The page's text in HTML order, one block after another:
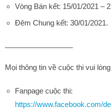
Vòng Bán kết: 15/01/2021 –
Đêm Chung kết: 30/01/2021.
Mọi thông tin về cuộc thi vui
Fanpage cuộc thi:
https://www.facebook.com/